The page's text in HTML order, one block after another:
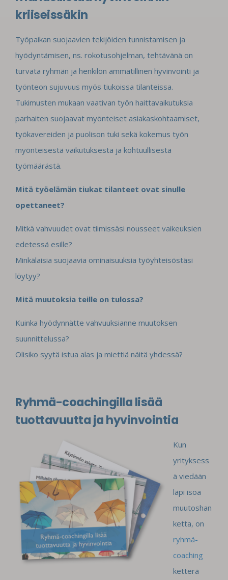
kriiseissäkin
Työpaikan suojaavien tekijöiden tunnistamisen ja
hyödyntämisen, ns. rokotusohjelman, tehtävänä on
turvata ryhmän ja henkilön ammatillinen hyvinvointi ja
työnteon sujuvuus myös tiukoissa tilanteissa.
Tukimusten mukaan vaativan työn haittavaikutuksia
parhaiten suojaavat myönteiset asiakaskohtaamiset,
työkavereiden ja puolison tuki sekä kokemus työn
myönteisestä vaikutuksesta ja kohtuullisesta
työmäärästä.
Mitä työelämän tiukat tilanteet ovat sinulle
opettaneet?
Mitkä vahvuudet ovat tiimissäsi nousseet vaikeuksien
edetessä esille?
Minkälaisia suojaavia ominaisuuksia työyhteisöstäsi
löytyy?
Mitä muutoksia teille on tulossa?
Kuinka hyödynnätte vahvuuksianne muutoksen
suunnittelussa?
Olisiko syytä istua alas ja miettiä näitä yhdessä?
Ryhmä-coachingilla lisää
tuottavuutta ja hyvinvointia
Kun
yrityksess
ä viedään
läpi isoa
muutoshan
ketta, on
ryhmä-
coaching
ketterä